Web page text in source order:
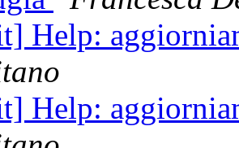
Help:
Help: